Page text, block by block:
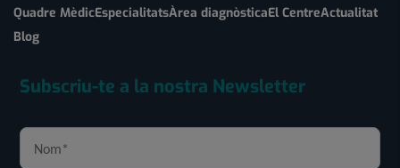
Quadre MèdicEspecialitatsÀrea diagnòsticaEl CentreActualitat
Blog
Subscriu-te a la nostra Newsletter